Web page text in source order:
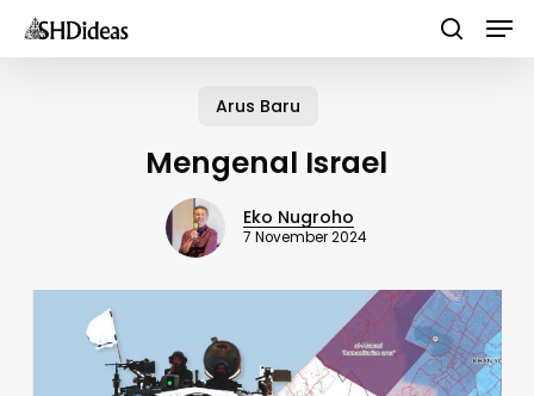
Skip
search
Arus Baru
Mengenal Israel
Eko Nugroho
7 November 2024